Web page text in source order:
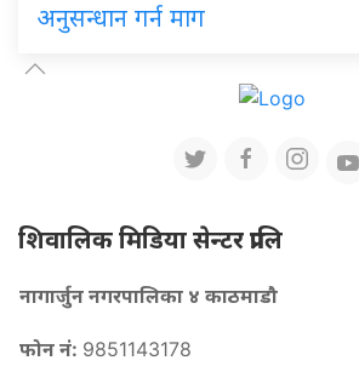
अनुसन्धान गर्न माग
शिवालिक मिडिया सेन्टर प्रालि
नागार्जुन नगरपालिका ४ काठमाडौ
फोन नं: 9851143178